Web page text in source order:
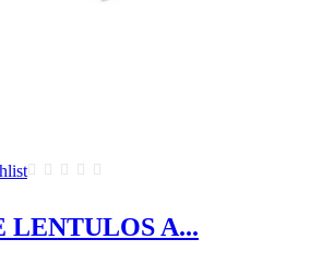
LENTULOS A...